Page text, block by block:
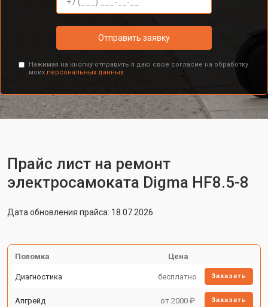
Отправить заявку
Нажимая на кнопку отправить я даю свое согласие на обработку
моих персональных данных.
Прайс лист на ремонт
электросамоката Digma HF8.5-8
Дата обновления прайса: 18.07.2026
Поломка Цена
Диагностика бесплатно Заказать
Апгрейд от 2000 ₽ Заказать